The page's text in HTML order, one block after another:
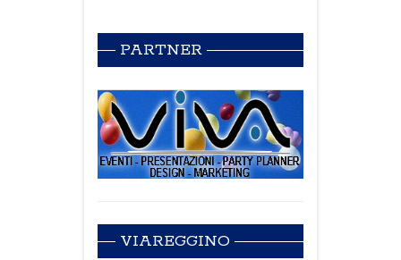
PARTNER
VIAREGGINO